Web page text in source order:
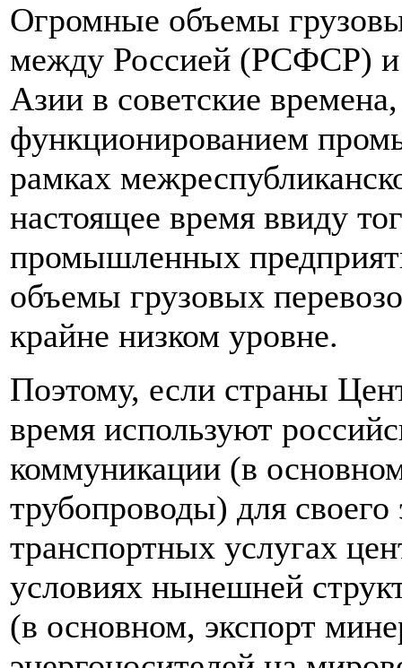
Огромные объемы
между Россией (РСФСР) и
Азии в советские
функционированием
рамках
настоящее время ввиду
промышленных
объемы грузовых
крайне низком уровне.
Поэтому, если страны
время используют
коммуникации (в
трубопроводы) для
транспортных услугах
условиях нынешней
(в основном, экспорт